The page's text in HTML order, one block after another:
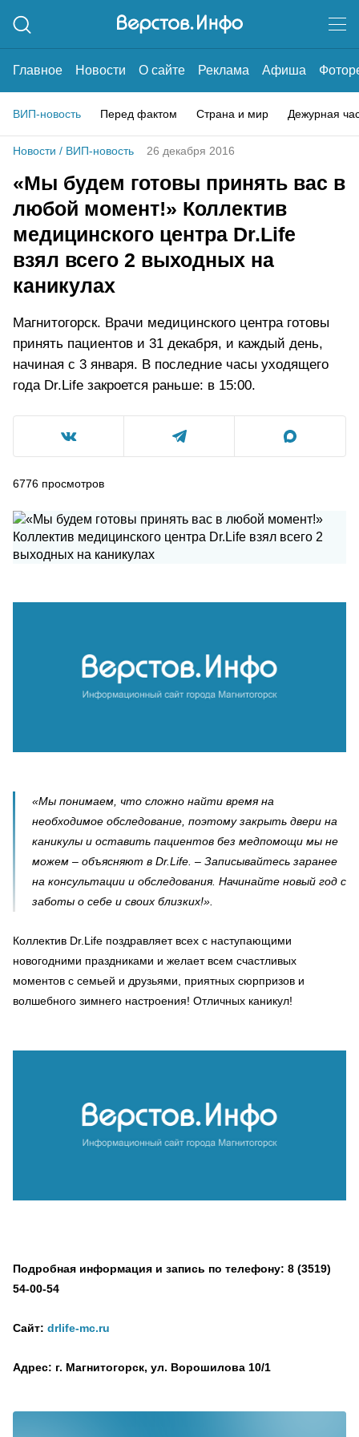
Главное Новости О сайте Реклама Афиша
ВИП-новость Перед фактом Страна и мир Дежурная
Новости / ВИП-новость 26 декабря 2016
«Мы будем готовы принять вас в
любой момент!» Коллектив
медицинского центра Dr.Life
взял всего 2 выходных на
каникулах
Магнитогорск. Врачи медицинского центра готовы
принять пациентов и 31 декабря, и каждый день,
начиная с 3 января. В последние часы уходящего
года Dr.Life закроется раньше: в 15:00.
6776 просмотров
«Мы понимаем, что сложно найти время на
необходимое обследование, поэтому закрыть двери на
каникулы и оставить пациентов без медпомощи мы не
можем – объясняют в Dr.Life. – Записывайтесь заранее
на консультации и обследования. Начинайте новый год с
заботы о себе и своих близких!».
Коллектив Dr.Life поздравляет всех с наступающими
новогодними праздниками и желает всем счастливых
моментов с семьей и друзьями, приятных сюрпризов и
волшебного зимнего настроения! Отличных каникул!
Подробная информация и запись по телефону: 8 (3519)
54-00-54
Сайт: drlife-mc.ru
Адрес: г. Магнитогорск, ул. Ворошилова 10/1